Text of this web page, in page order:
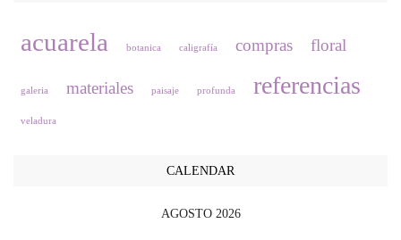
acuarela botanica caligrafía compras floral
galeria materiales paisaje profunda referencias
veladura
CALENDAR
AGOSTO 2026